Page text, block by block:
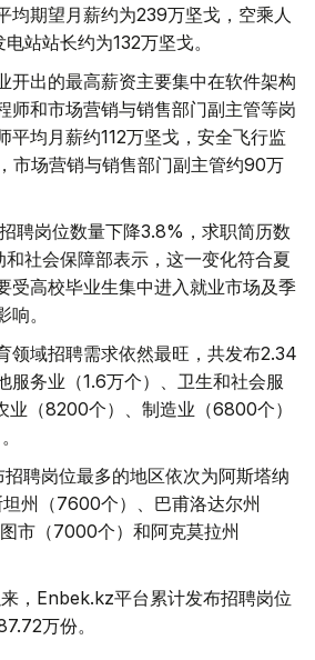
均期望月薪约为239万坚戈，空乘人
站站长约为132万坚戈。
开出的最高薪资主要集中在软件架构
师和市场营销与销售部门副主管等岗
平均月薪约112万坚戈，安全飞行监
市场营销与销售部门副主管约90万
聘岗位数量下降3.8%，求职简历数
和社会保障部表示，这一变化符合夏
受高校毕业生集中进入就业市场及季
。
领域招聘需求依然最旺，共发布2.34
服务业（1.6万个）、卫生和社会服
业（8200个）、制造业（6800个）
聘岗位最多的地区依次为阿斯塔纳
坦州（7600个）、巴甫洛达尔州
市（7000个）和阿克莫拉州
，Enbek.kz平台累计发布招聘岗位
万份。